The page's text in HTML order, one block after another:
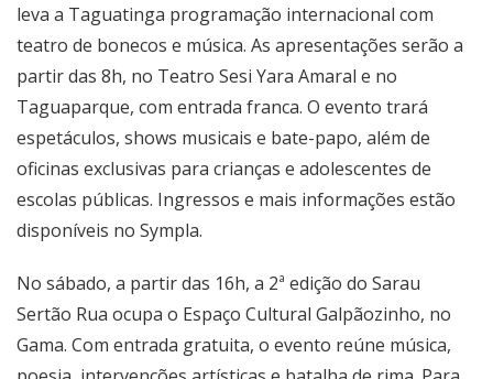
leva a Taguatinga programação internacional com
teatro de bonecos e música. As apresentações serão a
partir das 8h, no Teatro Sesi Yara Amaral e no
Taguaparque, com entrada franca. O evento trará
espetáculos, shows musicais e bate-papo, além de
oficinas exclusivas para crianças e adolescentes de
escolas públicas. Ingressos e mais informações estão
disponíveis no Sympla.
No sábado, a partir das 16h, a 2ª edição do Sarau
Sertão Rua ocupa o Espaço Cultural Galpãozinho, no
Gama. Com entrada gratuita, o evento reúne música,